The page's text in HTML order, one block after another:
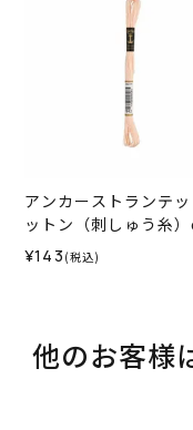
アンカーストランテッ
ットン（刺しゅう糸
012
¥143 (税込)
他のお客様